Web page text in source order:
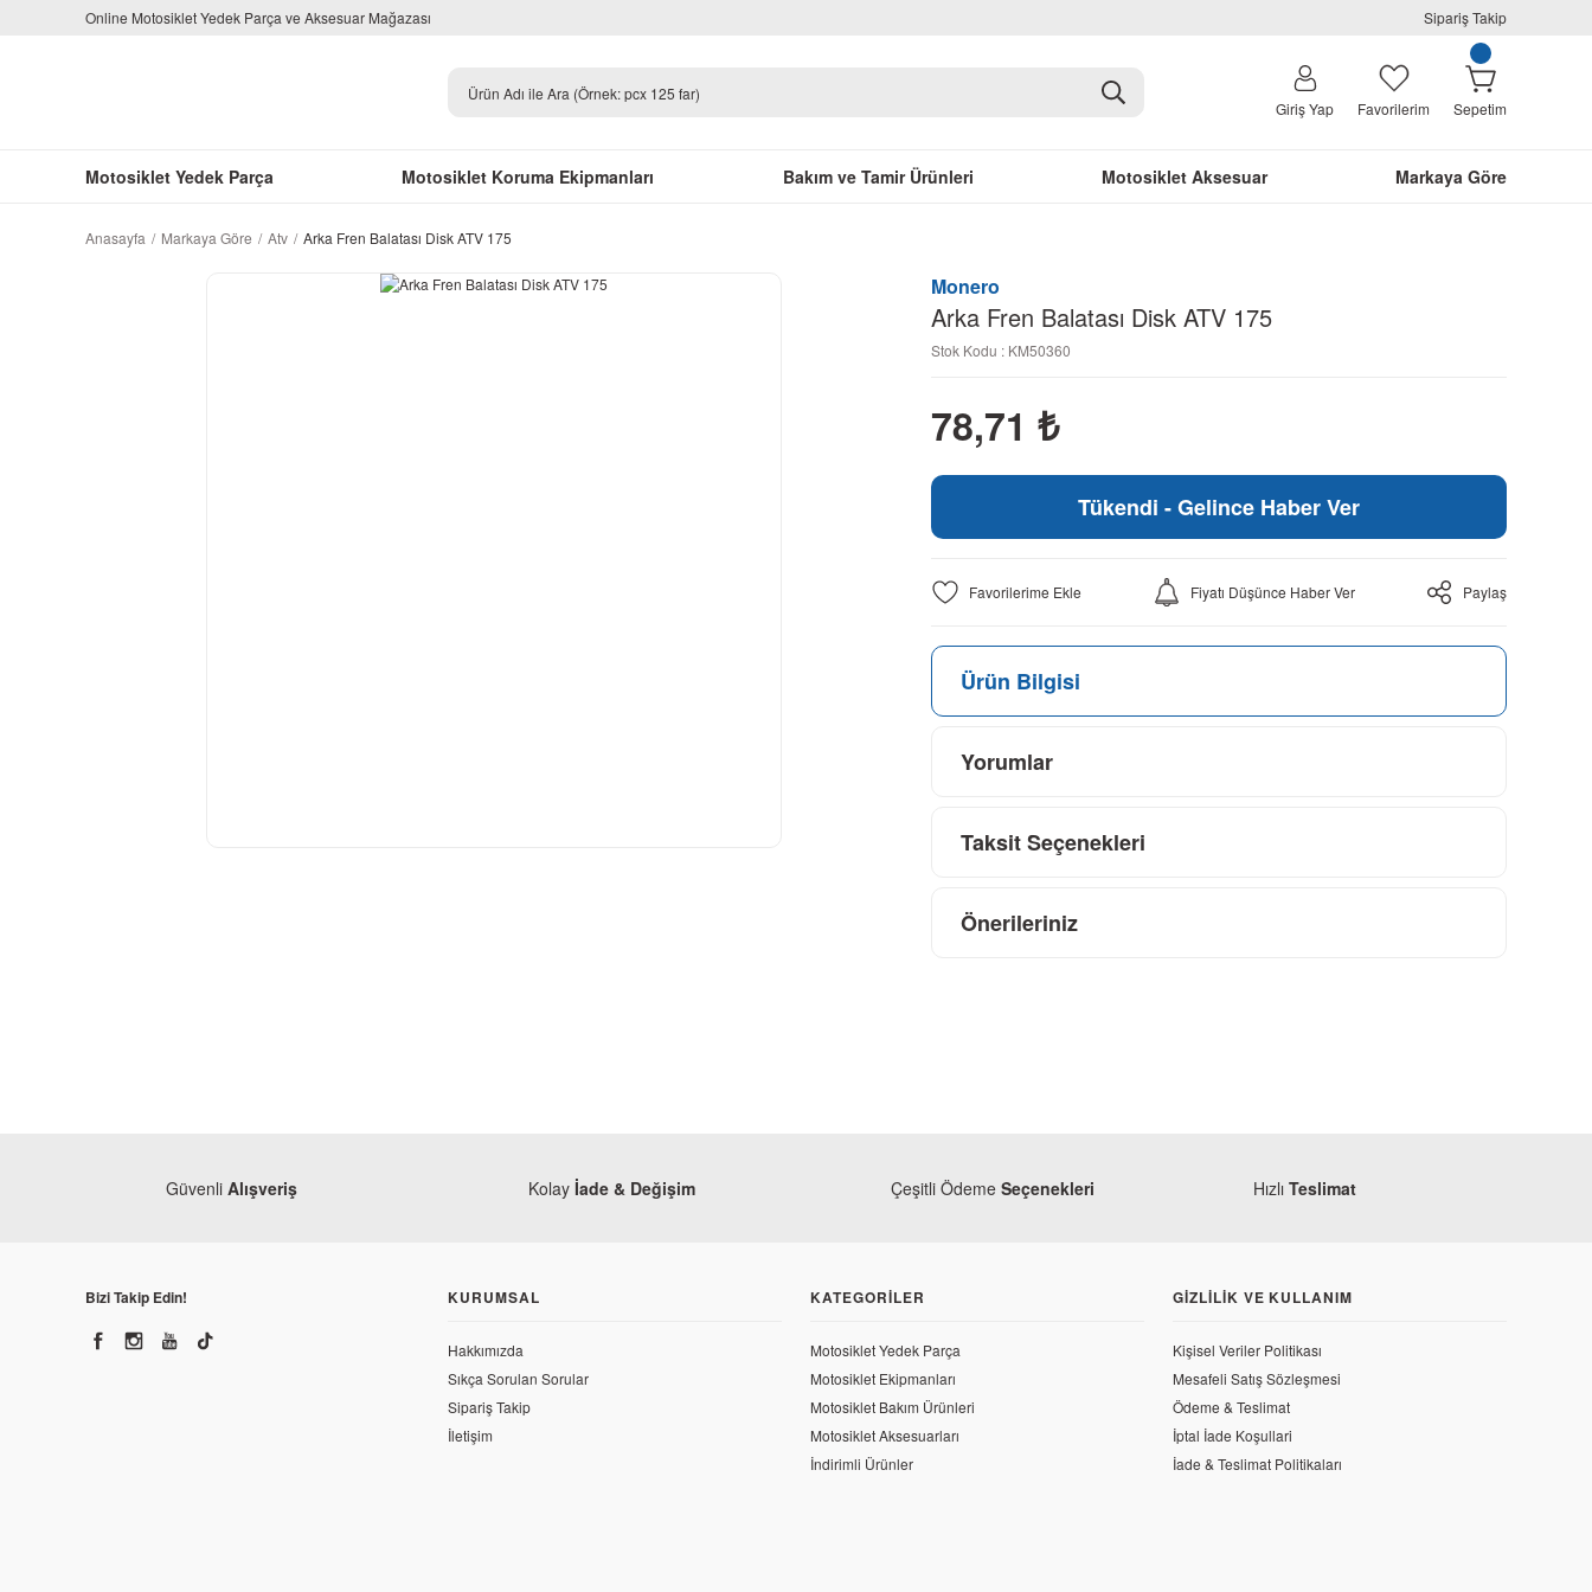
Online Motosiklet Yedek Parça ve Aksesuar Mağazası Sipariş Takip
Giriş Yap Favorilerim Sepetim
Motosiklet Yedek Parça Motosiklet Koruma Ekipmanları Bakım ve Tamir Ürünleri Motosiklet Aksesuar Markaya Göre
Anasayfa Markaya Göre Atv Arka Fren Balatası Disk ATV 175
Monero
Arka Fren Balatası Disk ATV 175
Stok Kodu : KM50360
78,71 ₺
Tükendi - Gelince Haber Ver
Fiyatı Düşünce Haber Ver Paylaş
Ürün Bilgisi
Yorumlar
Taksit Seçenekleri
Önerileriniz
Güvenli Alışveriş Kolay İade & Değişim Çeşitli Ödeme Seçenekleri Hızlı Teslimat
Bizi Takip Edin! KURUMSAL
Hakkımızda
Sıkça Sorulan Sorular
Sipariş Takip
İletişim
KATEGORILER
Motosiklet Yedek Parça
Motosiklet Ekipmanları
Motosiklet Bakım Ürünleri
Motosiklet Aksesuarları
İndirimli Ürünler
GIZLILIK VE KULLANIM
Kişisel Veriler Politikası
Mesafeli Satış Sözleşmesi
Ödeme & Teslimat
İptal İade Koşullari
İade & Teslimat Politikaları